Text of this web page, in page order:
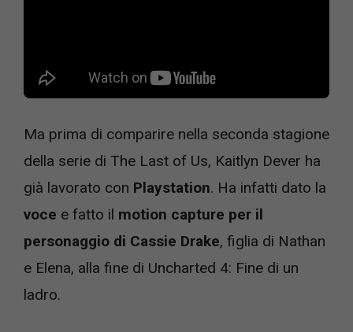
Ma prima di comparire nella seconda stagione
della serie di The Last of Us, Kaitlyn Dever ha
già lavorato con Playstation. Ha infatti dato la
voce e fatto il motion capture per il
personaggio di Cassie Drake, figlia di Nathan
e Elena, alla fine di Uncharted 4: Fine di un
ladro.